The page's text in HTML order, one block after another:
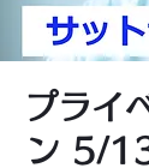
プライ
ン 5/